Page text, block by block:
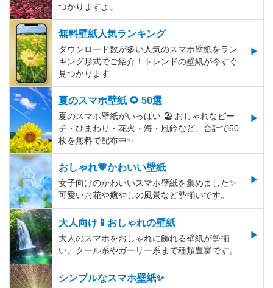
つかりますよ。
無料壁紙人気ランキング
ダウンロード数が多い人気のスマホ壁紙をラン
キング形式でご紹介！トレンドの壁紙が今すぐ
見つかります
夏のスマホ壁紙 🌻 50選
夏のスマホ壁紙がいっぱい 🏖 おしゃれなビー
チ・ひまわり・花火・海・風鈴など、合計で50
枚を無料で配布中✨
おしゃれ💗かわいい壁紙
女子向けのかわいいスマホ壁紙を集めました✨
可愛いお花や癒やしの風景など勢揃いです。
大人向け📱おしゃれの壁紙
大人のスマホをおしゃれに飾れる壁紙が勢揃
い。クール系やガーリー系まで種類豊富です。
シンプルなスマホ壁紙✨